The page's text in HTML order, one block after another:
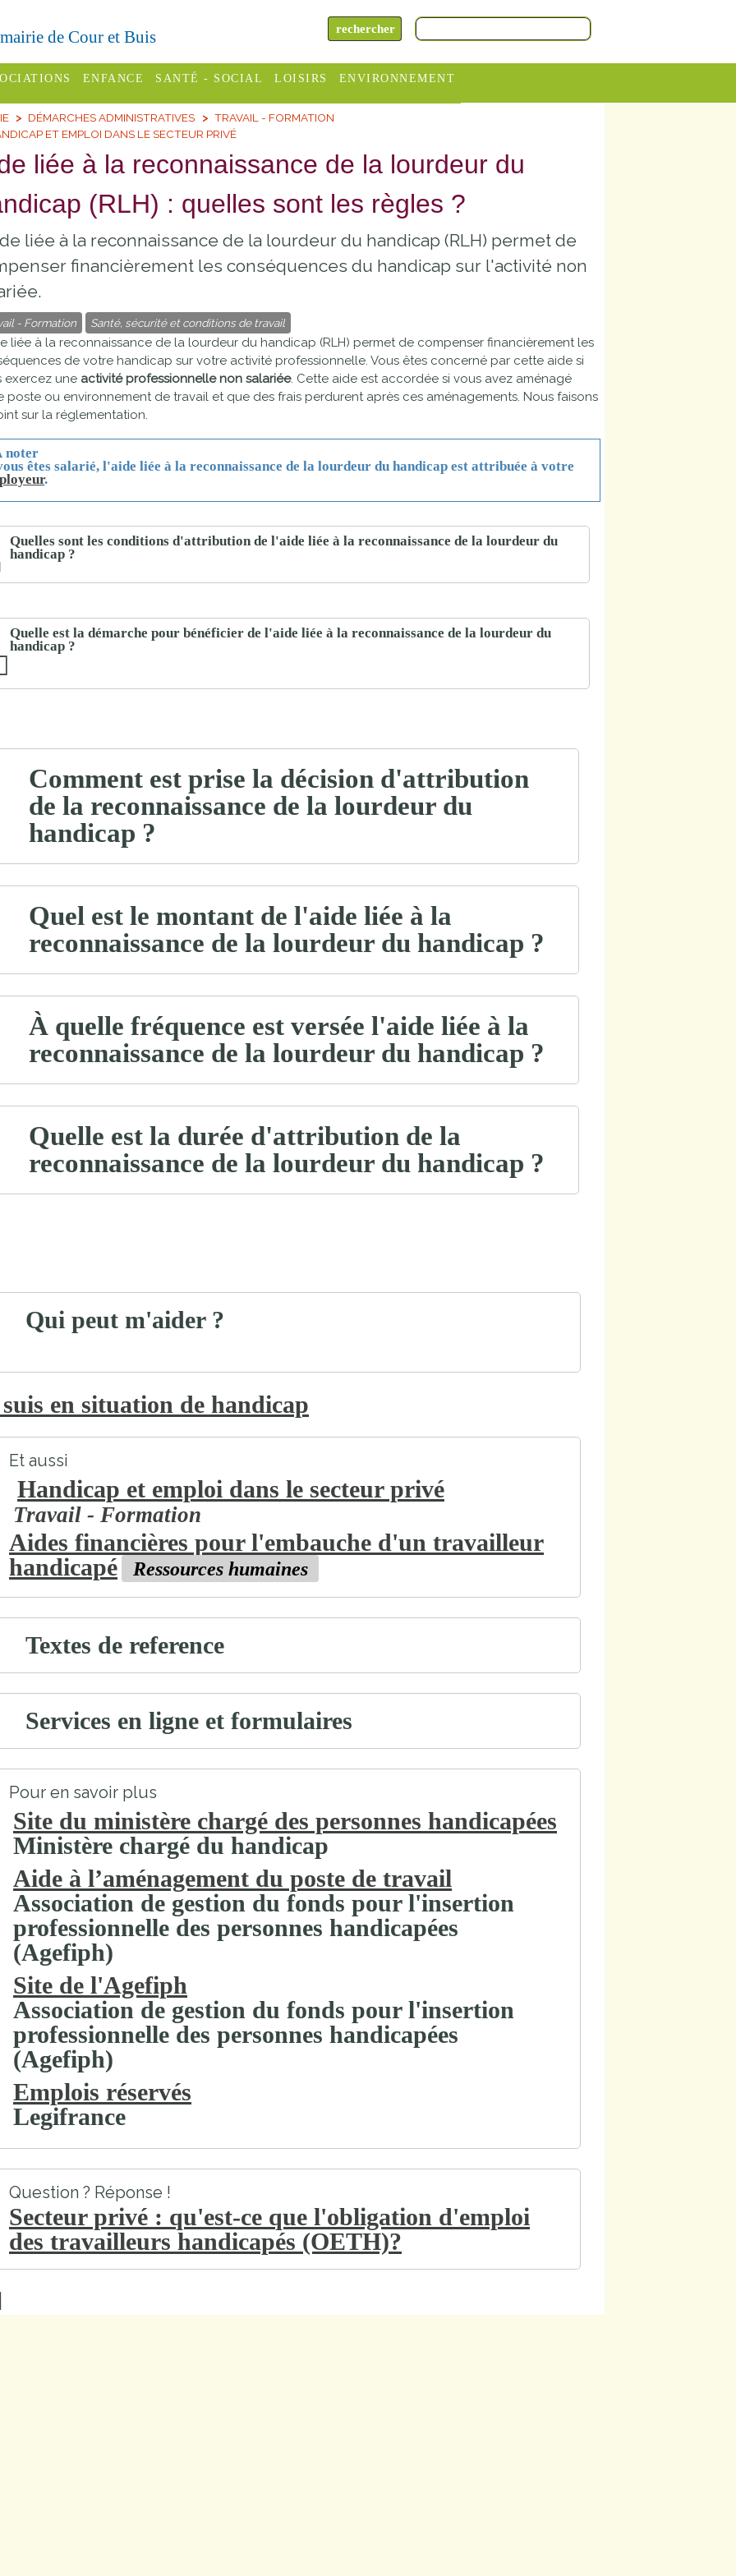
de Cour et Buis
des
ENFANCE
Assistantes
assistante
Pôle petite
Etablissements
scolaires
publics
scolaires
SANTÉ - SOCIAL
Centres
CCAS
Conseil
Le SSIAD
des Trois
Rivières
LOISIRS
Offices
de
Cinémas
Sélection
d'activité
proches de
Cour et
Visiter,
s'amuser
ENVIRONNEMENT
incitative
SITCOM
DÉMARCHES ADMINISTRATIVES
TRAVAIL - FORMATION
ET EMPLOI DANS LE SECTEUR PRIVÉ
liée à la reconnaissance de la lourdeur du
(RLH) : quelles sont les règles ?
liée à la reconnaissance de la lourdeur du handicap (RLH) permet de
financièrement les conséquences du handicap sur l'activité non
- Formation Santé, sécurité et conditions de travail
liée à la reconnaissance de la lourdeur du handicap (RLH) permet de compenser financièrement les
de votre handicap sur votre activité professionnelle. Vous êtes concerné par cette aide si
exercez une activité professionnelle non salariée. Cette aide est accordée si vous avez aménagé
poste ou environnement de travail et que des frais perdurent après ces aménagements. Nous faisons
sur la réglementation.
noter
êtes salarié, l'aide liée à la reconnaissance de la lourdeur du handicap est attribuée à votre
.
Quelles sont les conditions d'attribution de l'aide liée à la reconnaissance de la lourdeur du
handicap ?
Quelle est la démarche pour bénéficier de l'aide liée à la reconnaissance de la lourdeur du
handicap ?
Comment est prise la décision d'attribution
de la reconnaissance de la lourdeur du
handicap ?
Quel est le montant de l'aide liée à la
reconnaissance de la lourdeur du handicap ?
À quelle fréquence est versée l'aide liée à la
reconnaissance de la lourdeur du handicap ?
Quelle est la durée d'attribution de la
reconnaissance de la lourdeur du handicap ?
Qui peut m'aider ?
en situation de handicap
Et aussi
Handicap et emploi dans le secteur privé
Travail - Formation
Aides financières pour l'embauche d'un travailleur
handicapé
Ressources humaines
Textes de reference
Services en ligne et formulaires
Pour en savoir plus
Site du ministère chargé des personnes handicapées
Ministère chargé du handicap
Aide à l’aménagement du poste de travail
Association de gestion du fonds pour l'insertion
professionnelle des personnes handicapées
(Agefiph)
Site de l'Agefiph
Association de gestion du fonds pour l'insertion
professionnelle des personnes handicapées
(Agefiph)
Emplois réservés
Legifrance
Question ? Réponse !
Secteur privé : qu'est-ce que l'obligation d'emploi
des travailleurs handicapés (OETH)?